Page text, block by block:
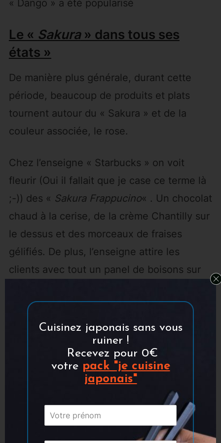
« Dango » a été popularisé
Le « Sakura» dans tous ses
états »
De manière plus générale, durant cette
période, beaucoup de produits et plats
tournent autour du « Sakura » et de la
couleur associée, le rose.
Chez l’enseigne « Starbucks » on voit
fleurir (Oui il fallait que je case ce terme là
;-)) des « Sakura Frappucino« . Un chocolat
chaud à la cerise, de la crème Chantilly sur
le dessus et des morceaux de fraises
gélifiés. De plus, l’enseigne attire les
clients avec tout un panel de boisons sur
collectionner.
Cuisinez japonais sans vous
ruiner !
Recevez pour 0€
votre pack "je cuisine
japonais"